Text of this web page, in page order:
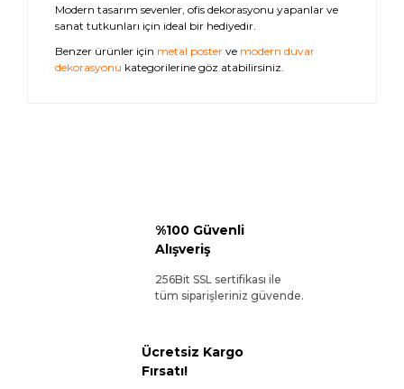
Modern tasarım sevenler, ofis dekorasyonu yapanlar ve
sanat tutkunları için ideal bir hediyedir.
Benzer ürünler için metal poster ve modern duvar
dekorasyonu kategorilerine göz atabilirsiniz.
%100 Güvenli
Alışveriş
256Bit SSL sertifikası ile
tüm siparişleriniz güvende.
Ücretsiz Kargo
Fırsatı!